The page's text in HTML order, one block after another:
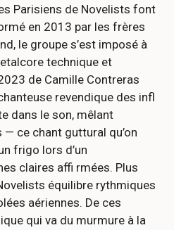
Parisiens de Novelists font
en 2013 par les frères
le groupe s’est imposé à
technique et
de Camille Contreras
revendique des infl
dans le son, mêlant
ce chant guttural qu’on
frigo lors d’un
claires affi rmées. Plus
équilibre rythmiques
aériennes. De ces
qui va du murmure à la